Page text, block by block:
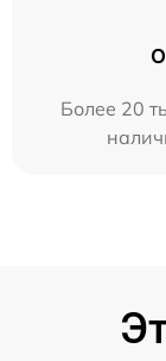
Более 20